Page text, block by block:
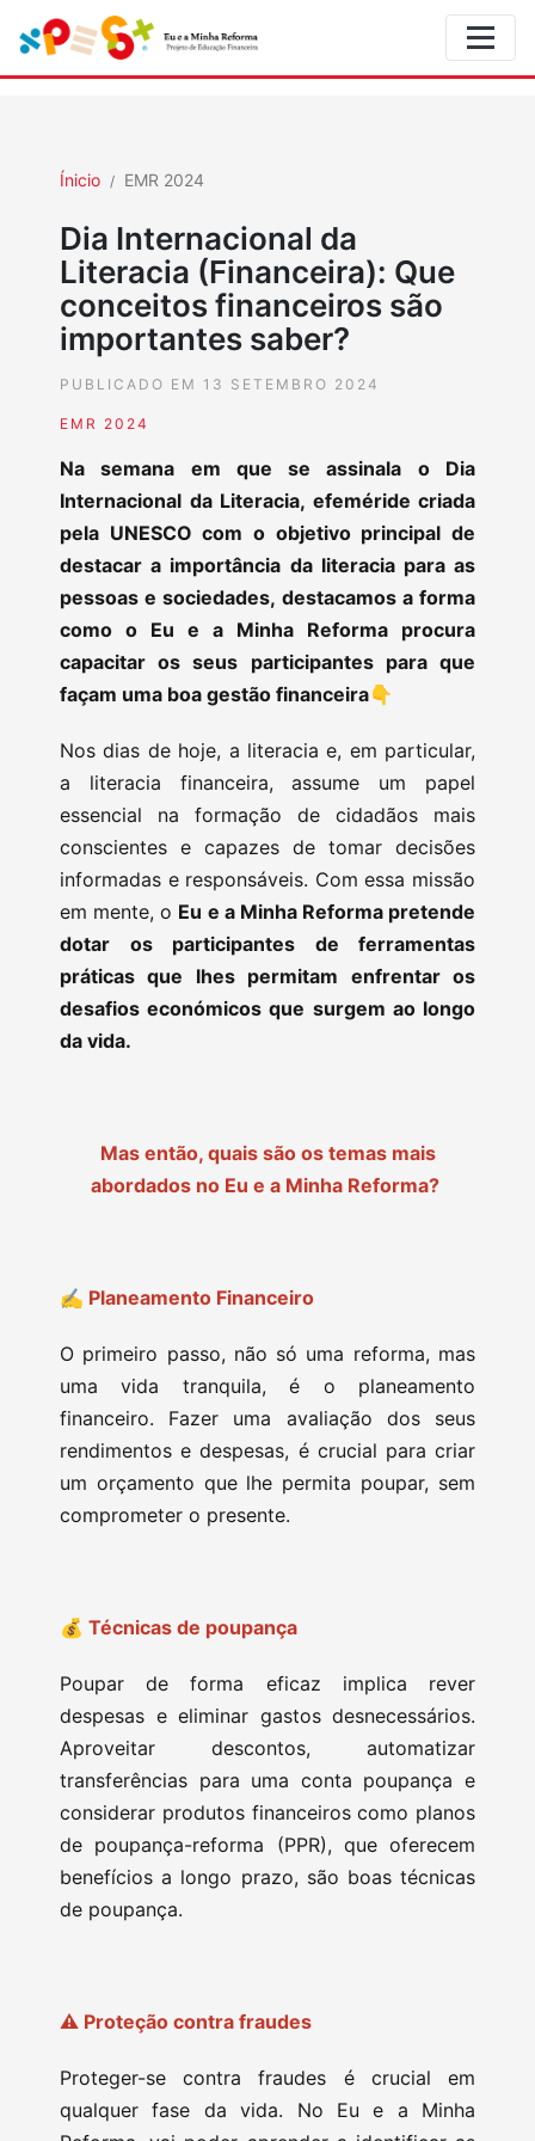
Ínicio EMR 2024
Dia Internacional da
Literacia (Financeira): Que
conceitos financeiros são
importantes saber?
PUBLICADO EM 13 SETEMBRO 2024
EMR 2024
Na semana em que se assinala o Dia
Internacional da Literacia, efeméride criada
pela UNESCO com o objetivo principal de
destacar a importância da literacia para as
pessoas e sociedades, destacamos a forma
como o Eu e a Minha Reforma procura
capacitar os seus participantes para que
façam uma boa gestão financeira👇
Nos dias de hoje, a literacia e, em particular,
a literacia financeira, assume um papel
essencial na formação de cidadãos mais
conscientes e capazes de tomar decisões
informadas e responsáveis. Com essa missão
em mente, o Eu e a Minha Reforma pretende
dotar os participantes de ferramentas
práticas que lhes permitam enfrentar os
desafios económicos que surgem ao longo
da vida.
Mas então, quais são os temas mais
abordados no Eu e a Minha Reforma?
✍️ Planeamento Financeiro
O primeiro passo, não só uma reforma, mas
uma vida tranquila, é o planeamento
financeiro. Fazer uma avaliação dos seus
rendimentos e despesas, é crucial para criar
um orçamento que lhe permita poupar, sem
comprometer o presente.
💰 Técnicas de poupança
Poupar de forma eficaz implica rever
despesas e eliminar gastos desnecessários.
Aproveitar descontos, automatizar
transferências para uma conta poupança e
considerar produtos financeiros como planos
de poupança-reforma (PPR), que oferecem
benefícios a longo prazo, são boas técnicas
de poupança.
⚠ Proteção contra fraudes
Proteger-se contra fraudes é crucial em
qualquer fase da vida. No Eu e a Minha